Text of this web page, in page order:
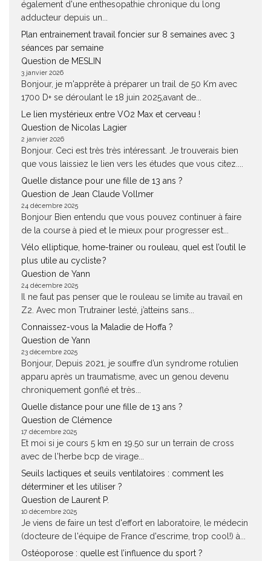
également d'une enthesopathie chronique du long
adducteur depuis un...
Plan entrainement travail foncier sur 8 semaines avec 3
séances par semaine
Question de MESLIN
3 janvier 2026
Bonjour, je m'apprête à préparer un trail de 50 Km avec
1700 D+ se déroulant le 18 juin 2025,avant de...
Le lien mystérieux entre VO2 Max et cerveau !
Question de Nicolas Lagier
2 janvier 2026
Bonjour. Ceci est très très intéressant. Je trouverais bien
que vous laissiez le lien vers les études que vous citez....
Quelle distance pour une fille de 13 ans ?
Question de Jean Claude Vollmer
24 décembre 2025
Bonjour Bien entendu que vous pouvez continuer à faire
de la course à pied et le mieux pour progresser est...
Vélo elliptique, home-trainer ou rouleau, quel est l’outil le
plus utile au cycliste ?
Question de Yann
24 décembre 2025
Il ne faut pas penser que le rouleau se limite au travail en
Z2. Avec mon Trutrainer lesté, j’atteins sans...
Connaissez-vous la Maladie de Hoffa ?
Question de Yann
23 décembre 2025
Bonjour, Depuis 2021, je souffre d’un syndrome rotulien
apparu après un traumatisme, avec un genou devenu
chroniquement gonflé et très...
Quelle distance pour une fille de 13 ans ?
Question de Clémence
17 décembre 2025
Et moi si je cours 5 km en 19.50 sur un terrain de cross
avec de l'herbe bcp de virage...
Seuils lactiques et seuils ventilatoires : comment les
déterminer et les utiliser ?
Question de Laurent P.
10 décembre 2025
Je viens de faire un test d'effort en laboratoire, le médecin
(docteure de l'équipe de France d'escrime, trop cool!) à...
Ostéoporose : quelle est l’influence du sport ?